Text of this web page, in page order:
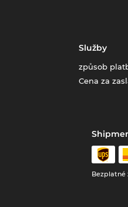
Služby
způsob
Cena za
Bezplatné